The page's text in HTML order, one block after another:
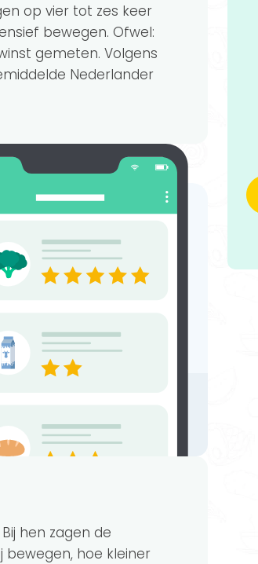
op vier tot zes keer
bewegen. Ofwel:
gemeten. Volgens
Nederlander
Bij hen zagen de
bewegen, hoe kleiner